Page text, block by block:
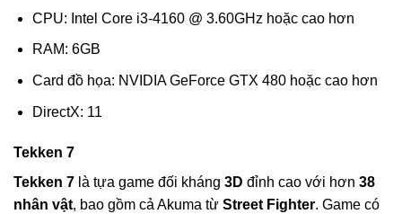
CPU: Intel Core i3-4160 @ 3.60GHz hoặc cao hơn
RAM: 6GB
Card đồ họa: NVIDIA GeForce GTX 480 hoặc cao hơn
DirectX: 11
Tekken 7
Tekken 7 là tựa game đối kháng 3D đỉnh cao với hơn 38
nhân vật, bao gồm cả Akuma từ Street Fighter. Game có